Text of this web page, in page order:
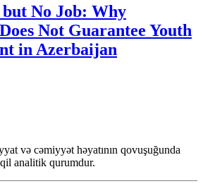
No Job: Why
Not Guarantee Youth
in Azerbaijan
və cəmiyyət həyatının qovuşuğunda
analitik qurumdur.